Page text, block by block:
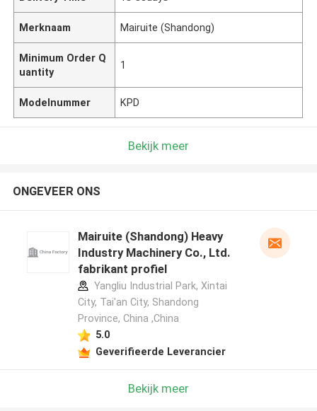
Merknaam Mairuite (Shandong)
Minimum Order Q
uantity
1
Modelnummer KPD
Bekijk meer
ONGEVEER ONS
Mairuite (Shandong) Heavy
Industry Machinery Co., Ltd.
fabrikant profiel
Yangliu Industrial Park, Xintai
City, Tai'an City, Shandong
Province, China ,China
5.0
Geverifieerde Leverancier
Bekijk meer